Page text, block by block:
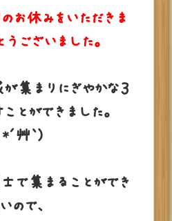
お休みをいただきま
うございました。
集まりにぎやかな３
とができました。
艸｀)
で集まることができ
ので、